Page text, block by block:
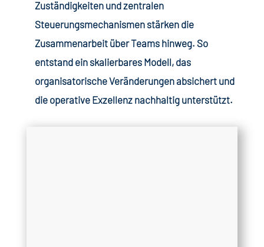
Zuständigkeiten und zentralen
Steuerungsmechanismen stärken die
Zusammenarbeit über Teams hinweg. So
entstand ein skalierbares Modell, das
organisatorische Veränderungen absichert und
die operative Exzellenz nachhaltig unterstützt.